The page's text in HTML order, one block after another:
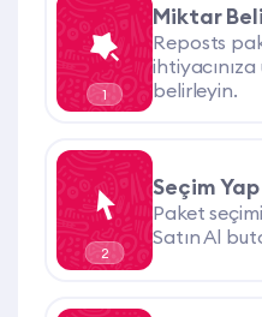
1
Miktar
Reposts
belirleyin.
2
Seçim Yap
Paket
Satın Al